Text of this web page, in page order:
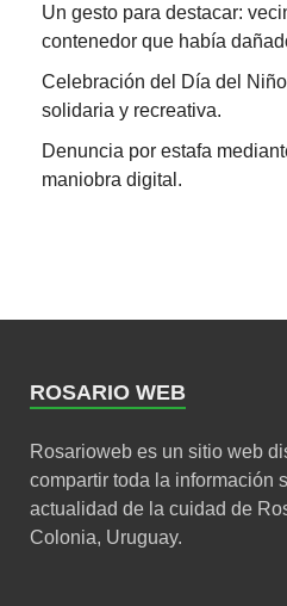
Un gesto para destacar:
contenedor que había
Celebración del Día del
solidaria y recreativa.
Denuncia por estafa
maniobra digital.
ROSARIO WEB
Rosarioweb es un sitio web
compartir toda la información
actualidad de la cuidad de
Colonia, Uruguay.